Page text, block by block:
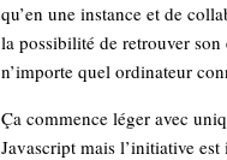
qu’en une instance et de
la possibilité de retrouver
n’importe quel ordinateur
Ça commence léger avec
Javascript mais l’initiative